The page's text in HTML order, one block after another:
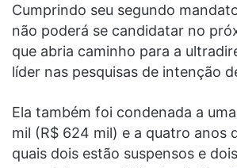
Cumprindo seu segundo
não poderá se candidatar no
que abria caminho para a
líder nas pesquisas de intenção
Ela também foi condenada a
mil (R$ 624 mil) e a quatro anos
quais dois estão suspensos e